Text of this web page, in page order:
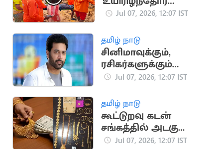
எண்ணிக்கை 5ஆக
Jul 07, 2026, 12:07 IST
தமிழ் நாடு
சினிமாவுக்கும்,
ரசிகர்களுக்கும்
துரோகம் செய்ய
மோகன்
Jul 07, 2026, 12:07 IST
தமிழ் நாடு
கூட்டுறவு கடன்
சங்கத்தில் அடகு
வைத்த நகைகள்
Jul 07, 2026, 12:07 IST